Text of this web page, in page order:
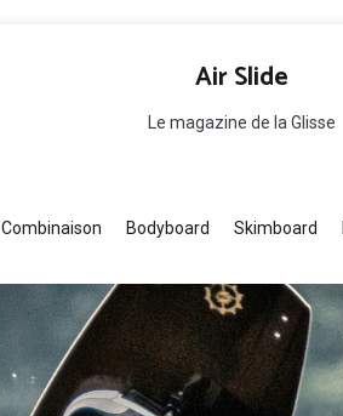
Air Slide
Le magazine de la Glisse
Combinaison Bodyboard Skimboard